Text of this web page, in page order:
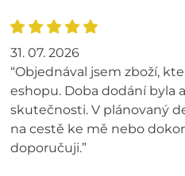
31. 07. 2026
“Objednával jsem zboží,
eshopu. Doba dodání byla
skutečnosti. V plánovaný
na cestě ke mě nebo
doporučuji.”